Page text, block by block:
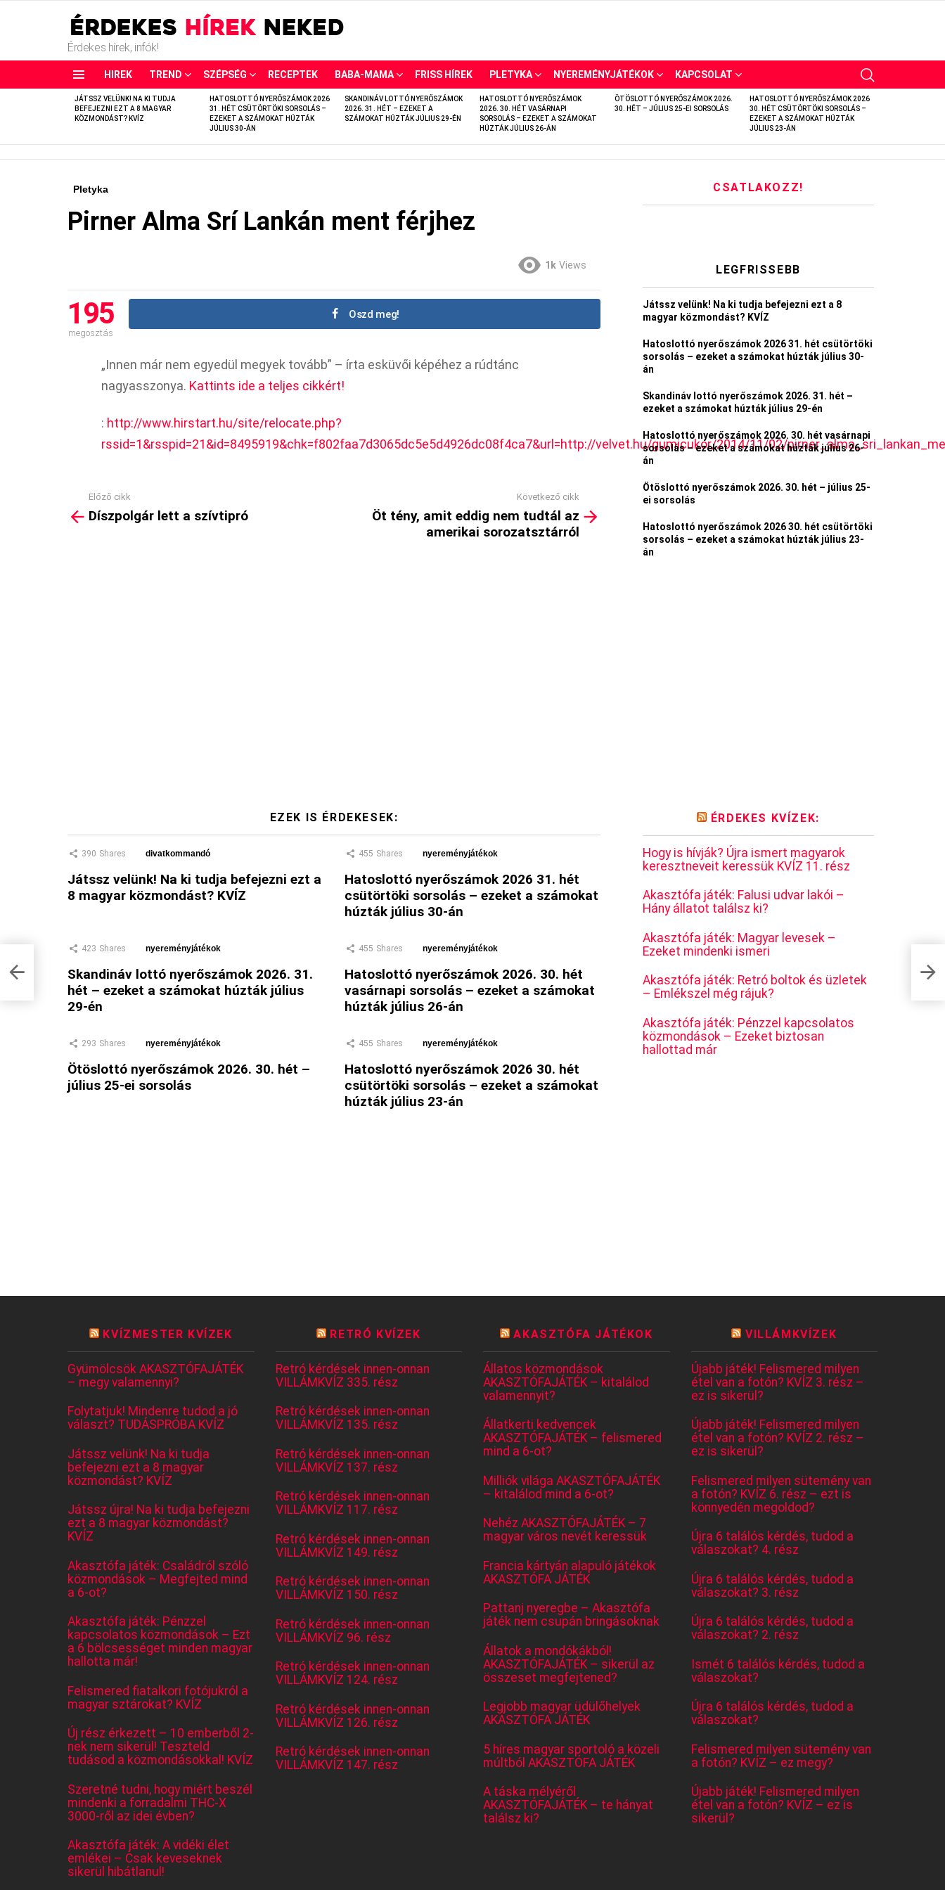
Érdekes hírek, infók!
HIREK TREND SZÉPSÉG RECEPTEK BABA-MAMA FRISS HÍREK PLETYKA NYEREMÉNYJÁTÉKOK KAPCSOLAT
LATEST
STORIES
JÁTSSZ VELÜNK! NA KI TUDJA
BEFEJEZNI EZT A 8 MAGYAR
KÖZMONDÁST? KVÍZ
HATOSLOTTÓ NYERŐSZÁMOK 2026
31. HÉT CSÜTÖRTÖKI SORSOLÁS –
EZEKET A SZÁMOKAT HÚZTÁK
JÚLIUS 30-ÁN
SKANDINÁV LOTTÓ NYERŐSZÁMOK
2026. 31. HÉT – EZEKET A
SZÁMOKAT HÚZTÁK JÚLIUS 29-ÉN
HATOSLOTTÓ NYERŐSZÁMOK
2026. 30. HÉT VASÁRNAPI
SORSOLÁS – EZEKET A SZÁMOKAT
HÚZTÁK JÚLIUS 26-ÁN
ÖTÖSLOTTÓ NYERŐSZÁMOK 2026.
30. HÉT – JÚLIUS 25-EI SORSOLÁS
HATOSLOTTÓ NYERŐSZÁMOK 2026
30. HÉT CSÜTÖRTÖKI SORSOLÁS –
EZEKET A SZÁMOKAT HÚZTÁK
JÚLIUS 23-ÁN
Pletyka
Pirner Alma Srí Lankán ment férjhez
1k Views
195
megosztás
Oszd meg!
„Innen már nem egyedül megyek tovább” – írta esküvői képéhez a rúdtánc
nagyasszonya. Kattints ide a teljes cikkért!
: http://www.hirstart.hu/site/relocate.php?
rssid=1&rsspid=21&id=8495919&chk=f802faa7d3065dc5e5d4926dc08f4ca7&url=http://velvet.hu/gumicukor/2014/11/02/
more
Előző cikk
Díszpolgár lett a szívtipró
Következő cikk
Öt tény, amit eddig nem tudtál az
amerikai sorozatsztárról
EZEK IS ÉRDEKESEK:
390 Shares divatkommandó
Játssz velünk! Na ki tudja befejezni ezt a
8 magyar közmondást? KVÍZ
455 Shares nyereményjátékok
Hatoslottó nyerőszámok 2026 31. hét
csütörtöki sorsolás – ezeket a számokat
húzták július 30-án
423 Shares nyereményjátékok
Skandináv lottó nyerőszámok 2026. 31.
hét – ezeket a számokat húzták július
29-én
455 Shares nyereményjátékok
Hatoslottó nyerőszámok 2026. 30. hét
vasárnapi sorsolás – ezeket a számokat
húzták július 26-án
293 Shares nyereményjátékok
Ötöslottó nyerőszámok 2026. 30. hét –
július 25-ei sorsolás
455 Shares nyereményjátékok
Hatoslottó nyerőszámok 2026 30. hét
csütörtöki sorsolás – ezeket a számokat
húzták július 23-án
Öt
CSATLAKOZZ!
LEGFRISSEBB
Játssz velünk! Na ki tudja befejezni ezt a 8
magyar közmondást? KVÍZ
Hatoslottó nyerőszámok 2026 31. hét csütörtöki
sorsolás – ezeket a számokat húzták július 30-
án
Skandináv lottó nyerőszámok 2026. 31. hét –
ezeket a számokat húzták július 29-én
Hatoslottó nyerőszámok 2026. 30. hét vasárnapi
sorsolás – ezeket a számokat húzták július 26-
án
Ötöslottó nyerőszámok 2026. 30. hét – július 25-
ei sorsolás
Hatoslottó nyerőszámok 2026 30. hét csütörtöki
sorsolás – ezeket a számokat húzták július 23-
án
ÉRDEKES KVÍZEK:
Hogy is hívják? Újra ismert magyarok
keresztneveit keressük KVÍZ 11. rész
Akasztófa játék: Falusi udvar lakói –
Hány állatot találsz ki?
Akasztófa játék: Magyar levesek –
Ezeket mindenki ismeri
Akasztófa játék: Retró boltok és üzletek
– Emlékszel még rájuk?
Akasztófa játék: Pénzzel kapcsolatos
közmondások – Ezeket biztosan
hallottad már
KVÍZMESTER KVÍZEK
Gyümölcsök AKASZTÓFAJÁTÉK
– megy valamennyi?
Folytatjuk! Mindenre tudod a jó
választ? TUDÁSPRÓBA KVÍZ
Játssz velünk! Na ki tudja
befejezni ezt a 8 magyar
közmondást? KVÍZ
Játssz újra! Na ki tudja befejezni
ezt a 8 magyar közmondást?
KVÍZ
Akasztófa játék: Családról szóló
közmondások – Megfejted mind
a 6-ot?
Akasztófa játék: Pénzzel
kapcsolatos közmondások – Ezt
a 6 bölcsességet minden magyar
hallotta már!
Felismered fiatalkori fotójukról a
magyar sztárokat? KVÍZ
Új rész érkezett – 10 emberből 2-
nek nem sikerül! Teszteld
tudásod a közmondásokkal! KVÍZ
Szeretné tudni, hogy miért beszél
mindenki a forradalmi THC-X
3000-ről az idei évben?
Akasztófa játék: A vidéki élet
emlékei – Csak keveseknek
sikerül hibátlanul!
RETRÓ KVÍZEK
Retró kérdések innen-onnan
VILLÁMKVÍZ 335. rész
Retró kérdések innen-onnan
VILLÁMKVÍZ 135. rész
Retró kérdések innen-onnan
VILLÁMKVÍZ 137. rész
Retró kérdések innen-onnan
VILLÁMKVÍZ 117. rész
Retró kérdések innen-onnan
VILLÁMKVÍZ 149. rész
Retró kérdések innen-onnan
VILLÁMKVÍZ 150. rész
Retró kérdések innen-onnan
VILLÁMKVÍZ 96. rész
Retró kérdések innen-onnan
VILLÁMKVÍZ 124. rész
Retró kérdések innen-onnan
VILLÁMKVÍZ 126. rész
Retró kérdések innen-onnan
VILLÁMKVÍZ 147. rész
AKASZTÓFA JÁTÉKOK
Állatos közmondások
AKASZTÓFAJÁTÉK – kitalálod
valamennyit?
Állatkerti kedvencek
AKASZTÓFAJÁTÉK – felismered
mind a 6-ot?
Milliók világa AKASZTÓFAJÁTÉK
– kitalálod mind a 6-ot?
Nehéz AKASZTÓFAJÁTÉK – 7
magyar város nevét keressük
Francia kártyán alapuló játékok
AKASZTÓFA JÁTÉK
Pattanj nyeregbe – Akasztófa
játék nem csupán bringásoknak
Állatok a mondókákból!
AKASZTÓFAJÁTÉK – sikerül az
összeset megfejtened?
Legjobb magyar üdülőhelyek
AKASZTÓFA JÁTÉK
5 híres magyar sportoló a közeli
múltból AKASZTÓFA JÁTÉK
A táska mélyéről
AKASZTÓFAJÁTÉK – te hányat
találsz ki?
VILLÁMKVÍZEK
Újabb játék! Felismered milyen
étel van a fotón? KVÍZ 3. rész –
ez is sikerül?
Újabb játék! Felismered milyen
étel van a fotón? KVÍZ 2. rész –
ez is sikerül?
Felismered milyen sütemény van
a fotón? KVÍZ 6. rész – ezt is
könnyedén megoldod?
Újra 6 találós kérdés, tudod a
válaszokat? 4. rész
Újra 6 találós kérdés, tudod a
válaszokat? 3. rész
Újra 6 találós kérdés, tudod a
válaszokat? 2. rész
Ismét 6 találós kérdés, tudod a
válaszokat?
Újra 6 találós kérdés, tudod a
válaszokat?
Felismered milyen sütemény van
a fotón? KVÍZ – ez megy?
Újabb játék! Felismered milyen
étel van a fotón? KVÍZ – ez is
sikerül?